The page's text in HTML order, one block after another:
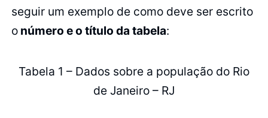
seguir um exemplo de como deve ser escrito
o número e o título da tabela:
Tabela 1 – Dados sobre a população do Rio
de Janeiro – RJ